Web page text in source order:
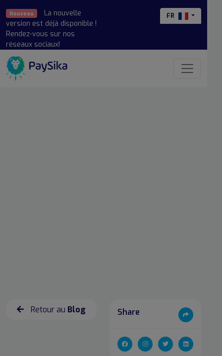
Nouveau
La nouvelle
version est déjà disponible !
Rendez-vous sur nos
réseaux sociaux!
FR
Retour au Blog Share